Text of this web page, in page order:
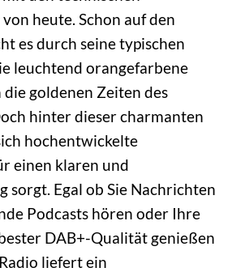
heute. Schon auf den
es durch seine typischen
leuchtend orangefarbene
goldenen Zeiten des
hinter dieser charmanten
hochentwickelte
einen klaren und
sorgt. Egal ob Sie Nachrichten
Podcasts hören oder Ihre
DAB+-Qualität genießen
liefert ein